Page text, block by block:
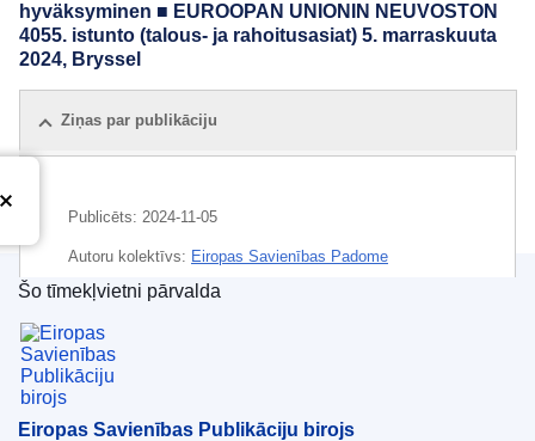
hyväksyminen ■ EUROOPAN UNIONIN NEUVOSTON
4055. istunto (talous- ja rahoitusasiat) 5. marraskuuta
2024, Bryssel
Ziņas par publikāciju
Publicēts: 2024-11-05
Autoru kolektīvs: Eiropas Savienības Padome
IMMC : ST 15215 2024 INIT
Eiropas Savienības Publikāciju birojs
Šo tīmekļvietni pārvalda
Eiropas Savienības Publikāciju birojs